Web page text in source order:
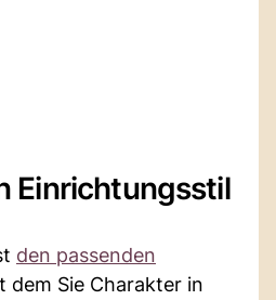
Einrichtungsstil
den passenden
dem Sie Charakter in